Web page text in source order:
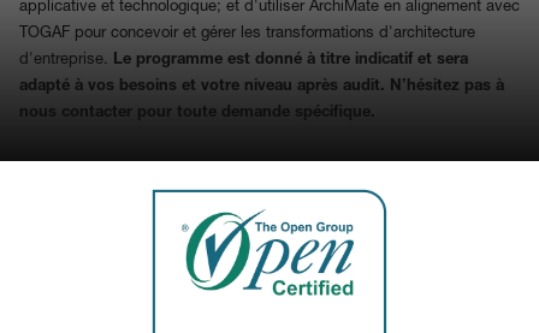
applicative et technologique; et d'utiliser ArchiMate en alignement avec
TOGAF pour concevoir et gérer les transformations d'architecture
d'entreprise. Le programme est donné à titre indicatif et sera
adapté à vos besoins et votre niveau après audit. N’hésitez pas à
nous contacter pour toute demande spécifique.